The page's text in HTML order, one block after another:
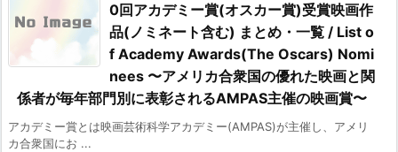
0回アカデミー賞(オスカー賞)受賞映画作
品(ノミネート含む) まとめ・一覧 / List o
f Academy Awards(The Oscars) Nomi
nees 〜アメリカ合衆国の優れた映画と関
係者が毎年部門別に表彰されるAMPAS主催の映画賞〜
アカデミー賞とは映画芸術科学アカデミー(AMPAS)が主催し、アメリ
カ合衆国にお ...